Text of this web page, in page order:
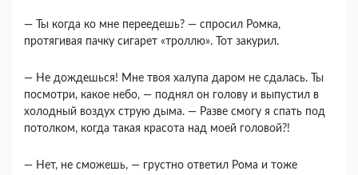
― Ты когда ко мне переедешь? ― спросил Ромка,
протягивая пачку сигарет «троллю». Тот закурил.
― Не дождешься! Мне твоя халупа даром не сдалась. Ты
посмотри, какое небо, — поднял он голову и выпустил в
холодный воздух струю дыма. — Разве смогу я спать под
потолком, когда такая красота над моей головой?!
― Нет, не сможешь, ― грустно ответил Рома и тоже